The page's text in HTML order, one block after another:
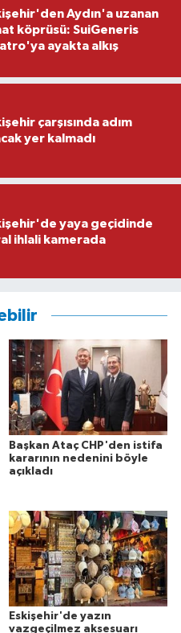
Aydın'a uzanan
köprüsü: SuiGeneris
ayakta alkış
çarşısında adım
yer kalmadı
yaya geçidinde
ihlali kamerada
Başkan Ataç CHP'den istifa
kararının nedenini böyle
açıkladı
Eskişehir'de yazın
vazgeçilmez aksesuarı